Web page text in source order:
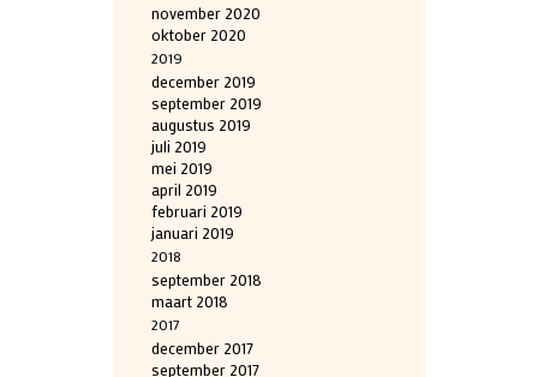
november 2020
oktober 2020
2019
december 2019
september 2019
augustus 2019
juli 2019
mei 2019
april 2019
februari 2019
januari 2019
2018
september 2018
maart 2018
2017
december 2017
september 2017